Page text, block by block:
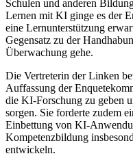
Schulen und anderen
Lernen mit KI ginge es der
eine Lernunterstützung
Gegensatz zu der
Überwachung gehe.
Die Vertreterin der Linken
Auffassung der
die KI-Forschung zu geben
sorgen. Sie forderte zudem
Einbettung von KI-
Kompetenzbildung
entwickeln.